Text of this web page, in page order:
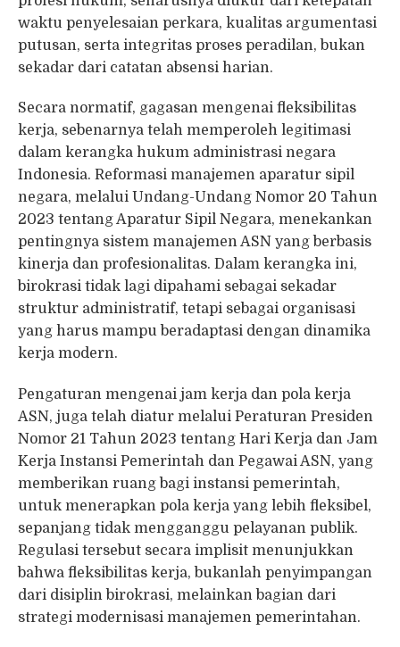
waktu penyelesaian perkara, kualitas argumentasi
putusan, serta integritas proses peradilan, bukan
sekadar dari catatan absensi harian.
Secara normatif, gagasan mengenai fleksibilitas
kerja, sebenarnya telah memperoleh legitimasi
dalam kerangka hukum administrasi negara
Indonesia. Reformasi manajemen aparatur sipil
negara, melalui Undang-Undang Nomor 20 Tahun
2023 tentang Aparatur Sipil Negara, menekankan
pentingnya sistem manajemen ASN yang berbasis
kinerja dan profesionalitas. Dalam kerangka ini,
birokrasi tidak lagi dipahami sebagai sekadar
struktur administratif, tetapi sebagai organisasi
yang harus mampu beradaptasi dengan dinamika
kerja modern.
Pengaturan mengenai jam kerja dan pola kerja
ASN, juga telah diatur melalui Peraturan Presiden
Nomor 21 Tahun 2023 tentang Hari Kerja dan Jam
Kerja Instansi Pemerintah dan Pegawai ASN, yang
memberikan ruang bagi instansi pemerintah,
untuk menerapkan pola kerja yang lebih fleksibel,
sepanjang tidak mengganggu pelayanan publik.
Regulasi tersebut secara implisit menunjukkan
bahwa fleksibilitas kerja, bukanlah penyimpangan
dari disiplin birokrasi, melainkan bagian dari
strategi modernisasi manajemen pemerintahan.